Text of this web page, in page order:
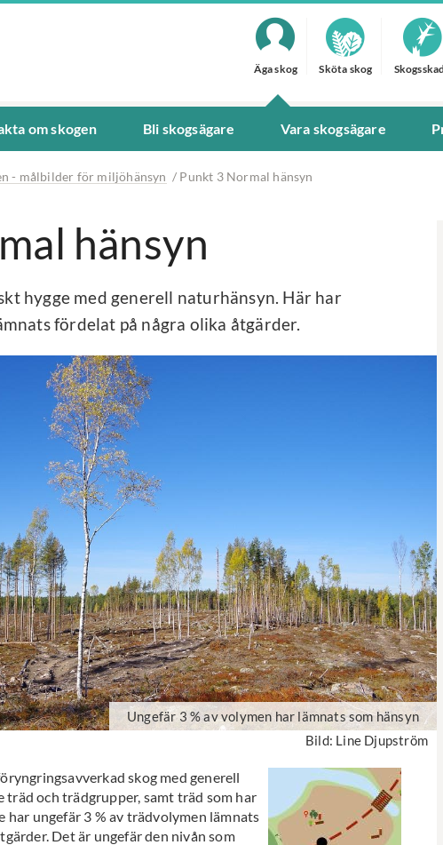
Äga skog Sköta skog
om skogen Bli skogsägare Vara skogsägare
- målbilder för miljöhänsyn / Punkt 3 Normal hänsyn
hänsyn
hygge med generell naturhänsyn. Här har
fördelat på några olika åtgärder.
Ungefär 3 % av volymen har lämnats som hänsyn
Bild: Line Djupström
skog med generell
träd och trädgrupper, samt träd som har
har ungefär 3 % av trädvolymen lämnats
Det är ungefär den nivån som